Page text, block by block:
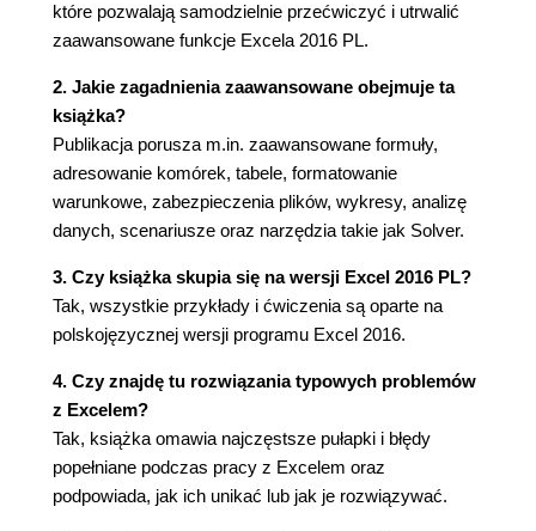
Wprowadzenie (127)
Adresy względne i bezwzględne (128)
Przeliczanie ręczne i automatyczne (132)
Wyświetlanie formuł w komórkach (133)
Formuły trójwymiarowe i adresowanie pośrednie
(135)
Szacowanie formuł (139)
Zamiana formuł na wartości (142)
Inspekcja formuł (149)
Rozdział 7. Nazwy (157)
Nazywanie stałych (157)
Nazwy zakresów z adresowaniem bezwzględnym
(160)
Nazwy na poziomie arkusza i na poziomie
skoroszytu (163)
które pozwalają samodzielnie przećwiczyć i utrwalić
zaawansowane funkcje Excela 2016 PL.
2. Jakie zagadnienia zaawansowane obejmuje ta
książka?
Publikacja porusza m.in. zaawansowane formuły,
adresowanie komórek, tabele, formatowanie
warunkowe, zabezpieczenia plików, wykresy, analizę
danych, scenariusze oraz narzędzia takie jak Solver.
3. Czy książka skupia się na wersji Excel 2016 PL?
Tak, wszystkie przykłady i ćwiczenia są oparte na
polskojęzycznej wersji programu Excel 2016.
4. Czy znajdę tu rozwiązania typowych problemów
z Excelem?
Tak, książka omawia najczęstsze pułapki i błędy
popełniane podczas pracy z Excelem oraz
podpowiada, jak ich unikać lub jak je rozwiązywać.